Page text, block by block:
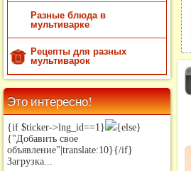
Разные блюда в
мультиварке
Рецепты для разных
мультиварок
Это интересно!
{if $ticker->lng_id==1}
{else}
{"Добавить свое
объявление"|translate:10}{/if}
Загрузка...